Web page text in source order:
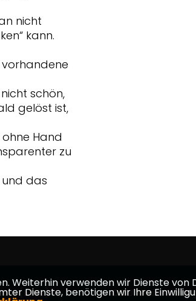
nicht
kann.
schön,
gelöst ist,
Hand
zu
das
(MdL) - CDU Main-
Weiterhin verwenden wir Dienste
Dienste, benötigen wir Ihre